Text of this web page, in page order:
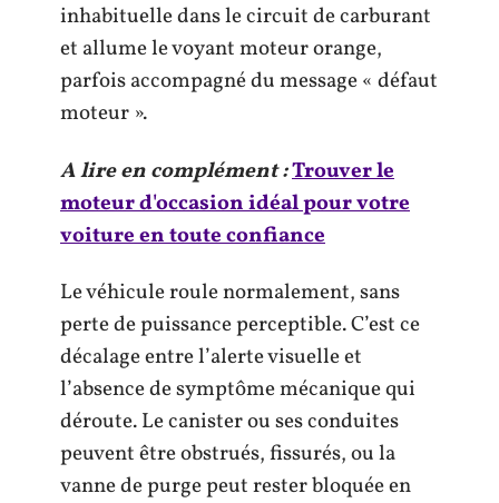
inhabituelle dans le circuit de carburant
et allume le voyant moteur orange,
parfois accompagné du message « défaut
moteur ».
A lire en complément :Trouver le
moteur d'occasion idéal pour votre
voiture en toute confiance
Le véhicule roule normalement, sans
perte de puissance perceptible. C’est ce
décalage entre l’alerte visuelle et
l’absence de symptôme mécanique qui
déroute. Le canister ou ses conduites
peuvent être obstrués, fissurés, ou la
vanne de purge peut rester bloquée en